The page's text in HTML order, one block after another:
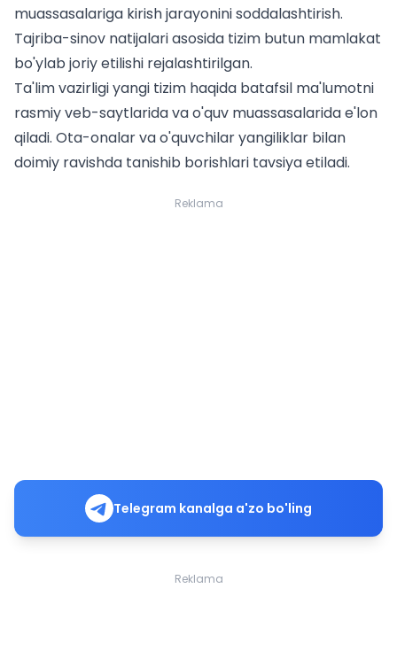
muassasalariga kirish jarayonini soddalashtirish.
Tajriba-sinov natijalari asosida tizim butun mamlakat
bo'ylab joriy etilishi rejalashtirilgan.
Ta'lim vazirligi yangi tizim haqida batafsil ma'lumotni
rasmiy veb-saytlarida va o'quv muassasalarida e'lon
qiladi. Ota-onalar va o'quvchilar yangiliklar bilan
doimiy ravishda tanishib borishlari tavsiya etiladi.
Reklama
Telegram kanalga a'zo bo'ling
Reklama